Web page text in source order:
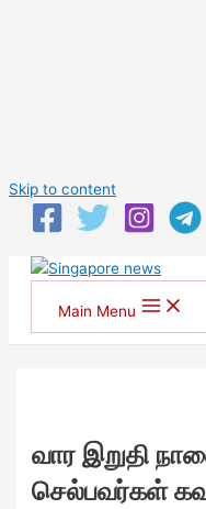
Skip to content
Main Menu
வார இறுதி
செல்பவர்கள்